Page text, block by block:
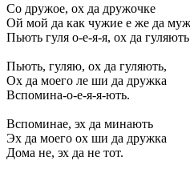
Со дружое, ох да дружочке
Ой мой да как чужие е же да
Пьють гуля о-е-я-я, ох да
Пьють, гуляю, ох да гуляють,
Ох да моего ле ши да дружка
Вспомина-о-е-я-я-ють.
Вспоминае, эх да минають
Эх да моего ох ши да дружка
Дома не, эх да не тот.